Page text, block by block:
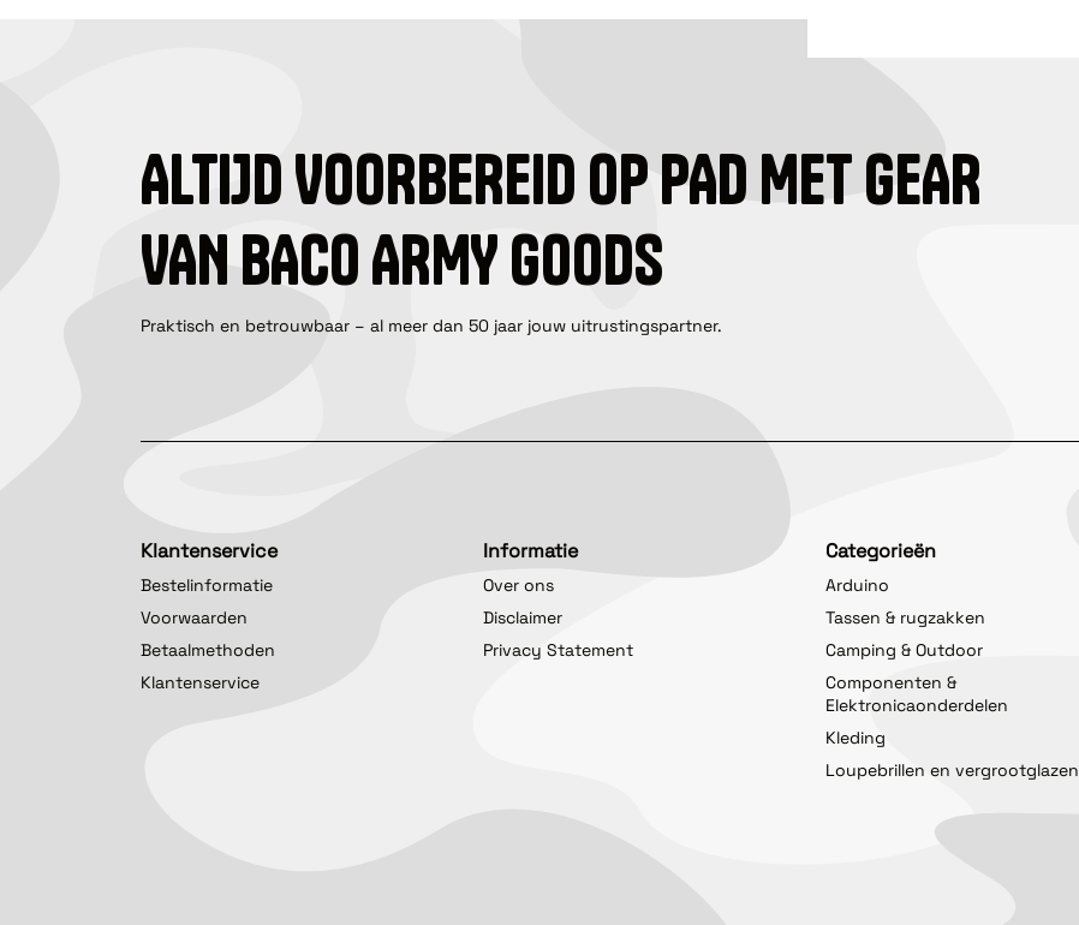
ALTIJD VOORBEREID OP PAD MET GEAR
VAN BACO ARMY GOODS
Praktisch en betrouwbaar – al meer dan 50 jaar jouw uitrustingspartner.
Klantenservice
Bestelinformatie
Voorwaarden
Betaalmethoden
Klantenservice
Informatie
Over ons
Disclaimer
Privacy Statement
Categorieën
Arduino
Tassen & rugzakken
Camping & Outdoor
Componenten &
Elektronicaonderdelen
Kleding
Loupebrillen en vergrootglazen